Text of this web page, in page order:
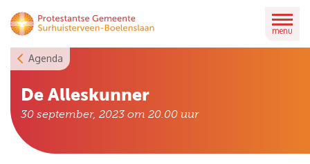
Skip
to
menu
Agenda
De Alleskunner
30 september, 2023 om 20.00 uur